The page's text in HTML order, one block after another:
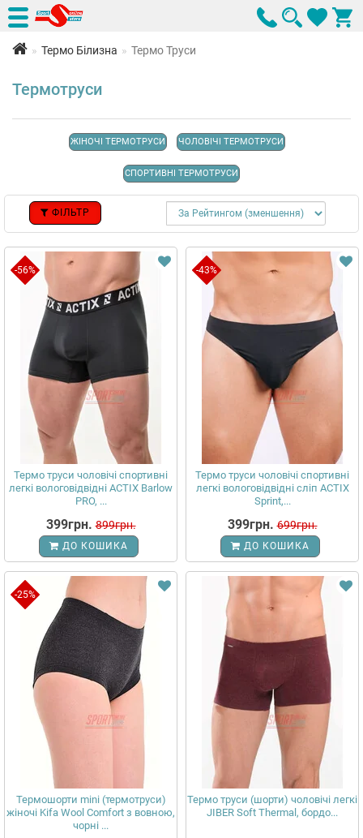
Термо Білизна Термо Труси
Термотруси
ЖІНОЧІ ТЕРМОТРУСИ ЧОЛОВІЧІ ТЕРМОТРУСИ
СПОРТИВНІ ТЕРМОТРУСИ
ФІЛЬТР
-56%
Термо труси чоловічі спортивні
легкі вологовідвідні ACTIX Barlow
PRO, ...
399грн. 899грн.
ДО КОШИКА
-43%
Термо труси чоловічі спортивні
легкі вологовідвідні сліп ACTIX
Sprint,...
399грн. 699грн.
ДО КОШИКА
-25%
Термошорти mini (термотруси)
жіночі Kifa Wool Comfort з вовною,
чорні ...
Термо труси (шорти) чоловічі легкі
JIBER Soft Thermal, бордо...